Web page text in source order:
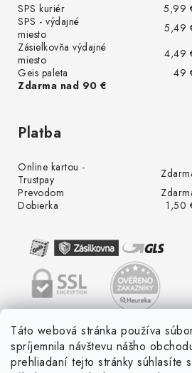
Táto webová stránka používa
spríjemnila návštevu nášho
prehliadaní tejto stránky súhlasíte
SPS kuriér
5,99
SPS - výdajné
miesto
5,49
Zásielkovňa výdajné
miesto
4,49
Geis paleta
49
Zdarma nad 90 €
Platba
Online kartou -
Trustpay
Prevodom
Dobierka
1,50